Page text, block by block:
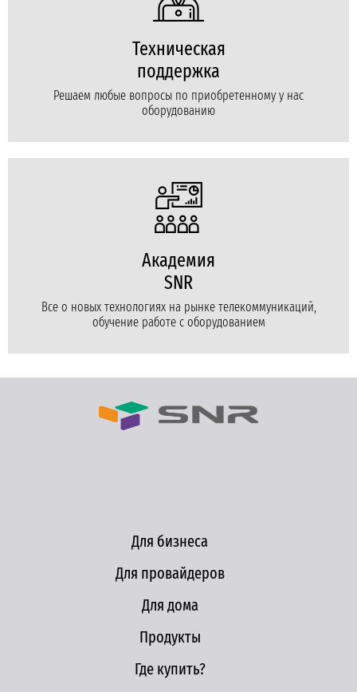
Техническая
поддержка
Решаем любые вопросы по приобретенному у нас
оборудованию
Академия
SNR
Все о новых технологиях на рынке телекоммуникаций,
обучение работе с оборудованием
Для бизнеса
Для провайдеров
Для дома
Продукты
Где купить?